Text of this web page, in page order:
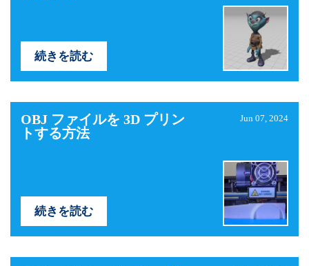
続きを読む
OBJ ファイルを 3D プリン
トする方法
Jun 07, 2024
続きを読む